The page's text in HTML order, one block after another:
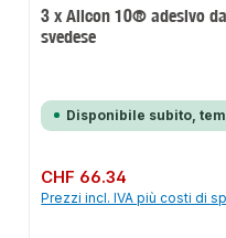
3 x Allcon 10® adesivo
svedese
Disponibile subito,
Prezzo normale:
CHF 66.34
Prezzi incl. IVA più costi di